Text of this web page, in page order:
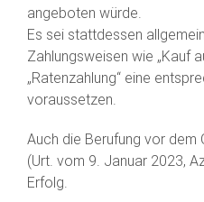
angeboten würde.
Es sei stattdessen
Zahlungsweisen wie „Kauf
„Ratenzahlung“ eine
voraussetzen.
Auch die Berufung vor dem
(Urt. vom 9. Januar 2023,
Erfolg.